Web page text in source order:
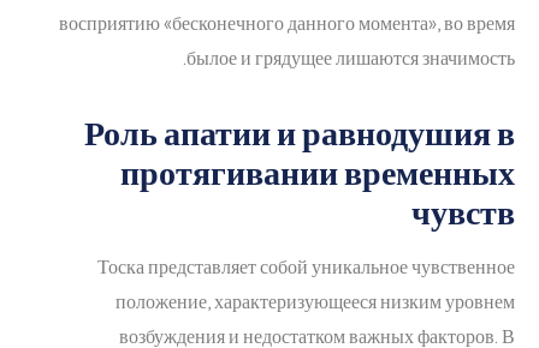
восприятию «бесконечного данного момента», во время
былое и грядущее лишаются значимость.
Роль апатии и равнодушия в
протягивании временных
чувств
Тоска представляет собой уникальное чувственное
положение, характеризующееся низким уровнем
возбуждения и недостатком важных факторов. В